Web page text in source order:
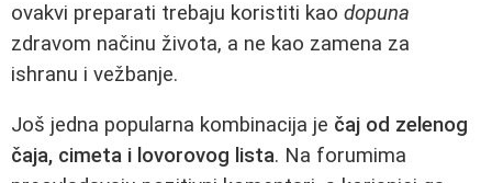
ovakvi preparati trebaju koristiti kao dopuna
zdravom načinu života, a ne kao zamena za
ishranu i vežbanje.
Još jedna popularna kombinacija je čaj od zelenog
čaja, cimeta i lovorovog lista. Na forumima